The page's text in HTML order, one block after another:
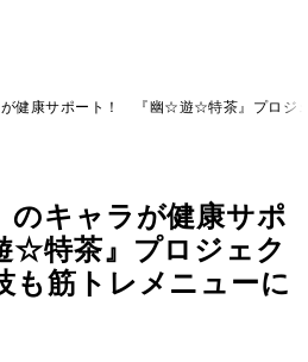
健康サポート！ 『幽☆遊☆特茶』プロジ
キャラが健康サポ
特茶』プロジェク
も筋トレメニューに